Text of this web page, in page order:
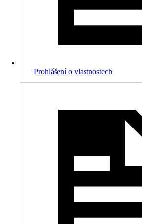
Prohlášení o vlastnostech